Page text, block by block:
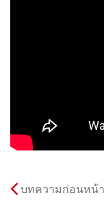
บทความก่อนหน้า